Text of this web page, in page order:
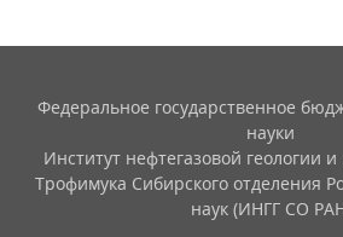
Федеральное государственное
науки
Институт нефтегазовой геологии
Трофимука Сибирского отделения
наук (ИНГГ СО